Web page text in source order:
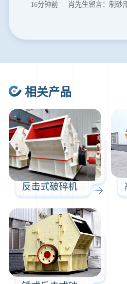
16分钟前 肖先生留言：制砂用球磨机还
24分钟前 朱先生留言：制砂机
1分钟前 谢先生留言：球磨机多少钱
2分钟前 王先生留言：建一条石料破碎生产线，规
5分钟前 陈先生留言：每小时100吨建筑垃
相关产品
反击式破碎机